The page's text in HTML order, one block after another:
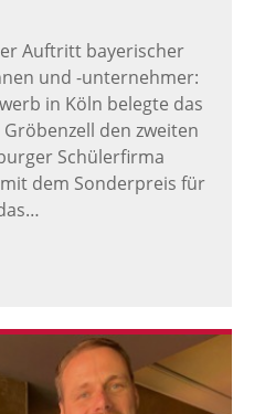
Auftritt bayerischer
und -unternehmer:
in Köln belegte das
Gröbenzell den zweiten
Schülerfirma
mit dem Sonderpreis für